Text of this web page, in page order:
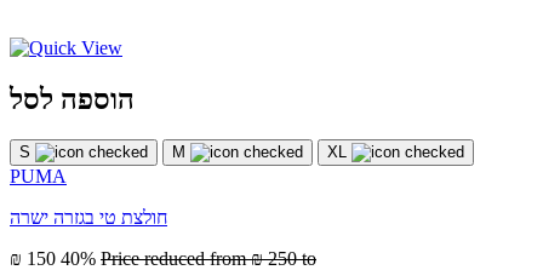
הוספה לסל
S M XL
PUMA
חולצת טי בגזרה ישרה
₪ 150 40% Price reduced from₪ 250 to